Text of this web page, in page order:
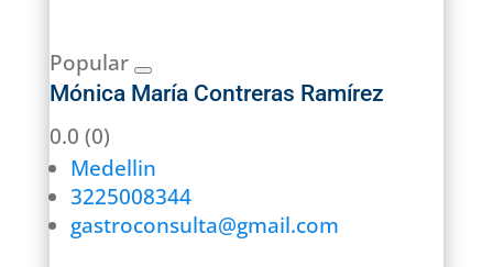
Popular
Mónica María Contreras Ramírez
0.0 (0)
Medellin
3225008344
gastroconsulta@gmail.com